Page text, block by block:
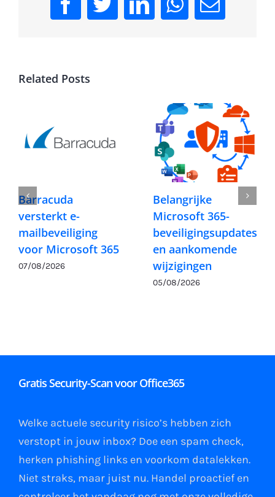
Facebook
TwitterLinkedInWhatsApp
Email
Related Posts
Barracuda
versterkt e-
mailbeveiliging
voor Microsoft 365
07/08/2026
Belangrijke
Microsoft 365-
beveiligingsupdates
en aankomende
wijzigingen
05/08/2026
Gratis Security-Scan voor Office365
Welke actuele security risico’s hebben zich
verstopt in jouw inbox? Doe een spam check,
herken phishing linksen voorkom datalekken.
Niet straks, maar juist nu. Handel proactief en